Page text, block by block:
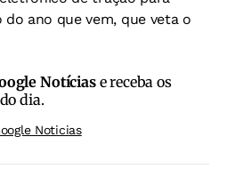
ano que vem, que veta o
Notíciase receba os
dia.
Noticias